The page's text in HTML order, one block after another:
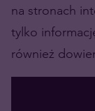
na stronach
tylko
również